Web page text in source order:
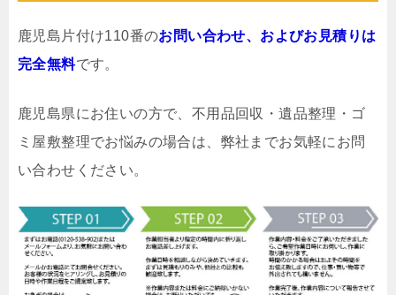
鹿児島片付け110番のお問い合わせ、およびお見積りは
完全無料です。
鹿児島県にお住いの方で、不用品回収・遺品整理・ゴ
ミ屋敷整理でお悩みの場合は、弊社までお気軽にお問
い合わせください。